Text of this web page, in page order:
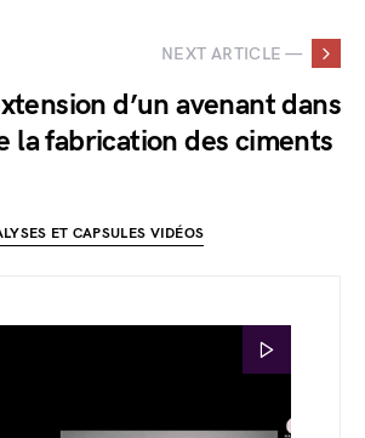
NEXT ARTICLE —
d’un avenant dans
la fabrication des ciments
ET CAPSULES VIDÉOS